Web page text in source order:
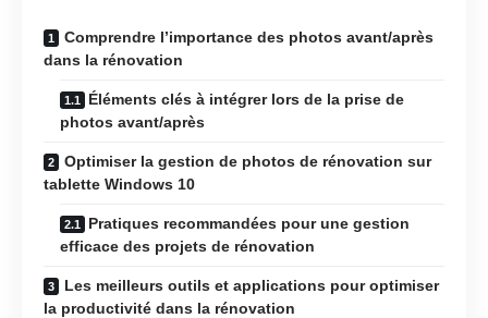
Comprendre l’importance des photos avant/après
dans la rénovation
Éléments clés à intégrer lors de la prise de
photos avant/après
Optimiser la gestion de photos de rénovation sur
tablette Windows 10
Pratiques recommandées pour une gestion
efficace des projets de rénovation
Les meilleurs outils et applications pour optimiser
la productivité dans la rénovation